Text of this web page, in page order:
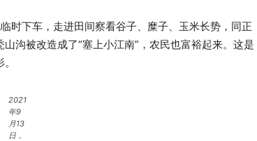
时下车，走进田间察看谷子、糜子、玉米长势，同正
沟被改造成了“塞上小江南”，农民也富裕起来。这是
2021
年9
月13
日，